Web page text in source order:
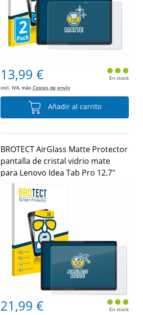
13,99 €
incl. IVA, más Costes de envío
En stock
Añadir al carrito
BROTECT AirGlass Matte Protector
pantalla de cristal vidrio mate
para Lenovo Idea Tab Pro 12.7"
21,99 € En stock